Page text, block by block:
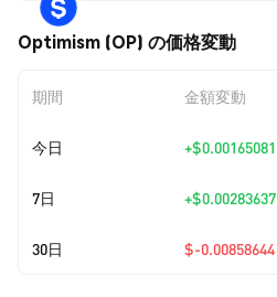
Optimism (OP) の価格変動
期間 金額変動
今日 +$0.00165081
7日 +$0.00283637
30日 $-0.00858644